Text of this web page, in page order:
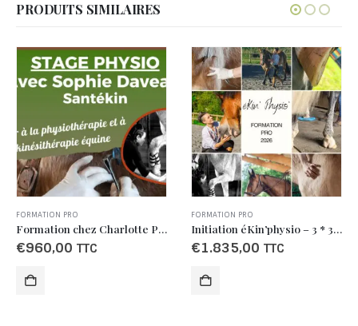
PRODUITS SIMILAIRES
FORMATION PRO
Initiation éKin’physio – 3 * 3 jours – Session 2
€1.835,00 TTC
FORMATION PRO
Initiation éKin’physio – 3 * 3 jours – Session 1
€1.835,00 TTC